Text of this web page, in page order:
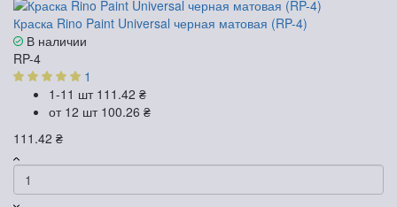
Краска Rino Paint Universal черная матовая (RP-4)
В наличии
RP-4
1
1-11 шт 111.42 ₴
от 12 шт 100.26 ₴
111.42 ₴